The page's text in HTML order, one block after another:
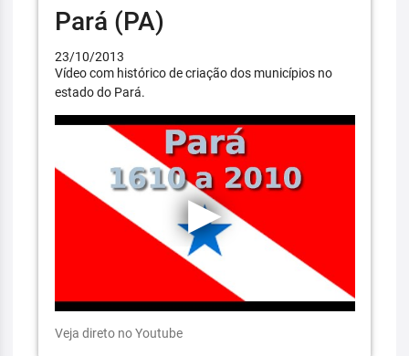
Pará (PA)
23/10/2013
Vídeo com histórico de criação dos municípios no
estado do Pará.
Veja direto no Youtube